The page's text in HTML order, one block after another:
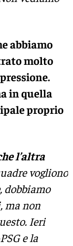
abbiamo
molto
in quella
proprio
l’altra
vogliono
dobbiamo
ma non
Ieri
e la